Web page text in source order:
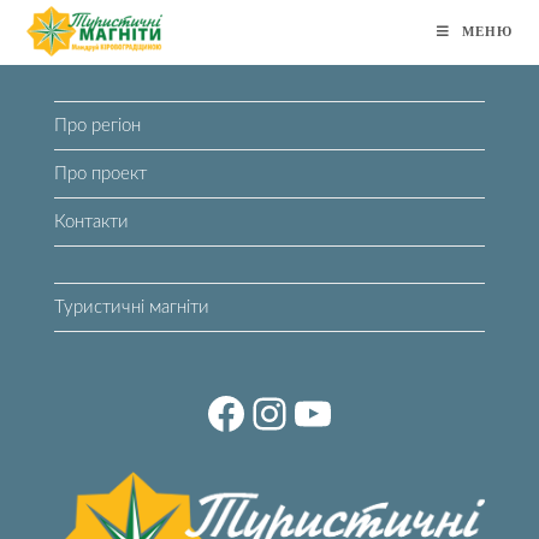
Перейти
МЕНЮ
Про регіон
Про проект
Контакти
Туристичні магніти
FacebookInstagramYouTube